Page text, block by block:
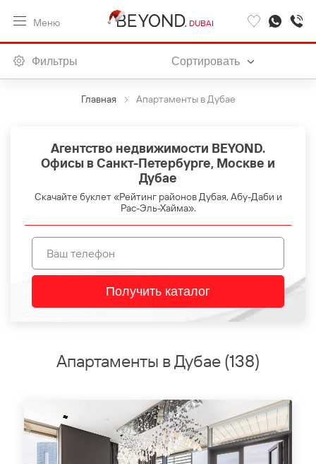
Меню DUBAI
Фильтры Сортировать
Главная Апартаменты в Дубае
Агентство недвижимости BEYOND.
Офисы в Санкт-Петербурге, Москве и
Дубае
Скачайте буклет «Рейтинг районов Дубая, Абу-Даби и
Рас-Эль-Хайма».
Получить каталог
Апартаменты в Дубае (138)